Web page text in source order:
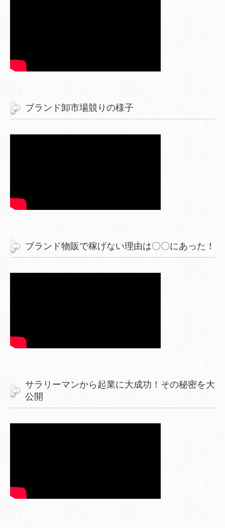
ブランド卸市場競りの様子
ブランド物販で稼げない理由は〇〇にあった！
サラリーマンから起業に大成功！その秘密を大
公開